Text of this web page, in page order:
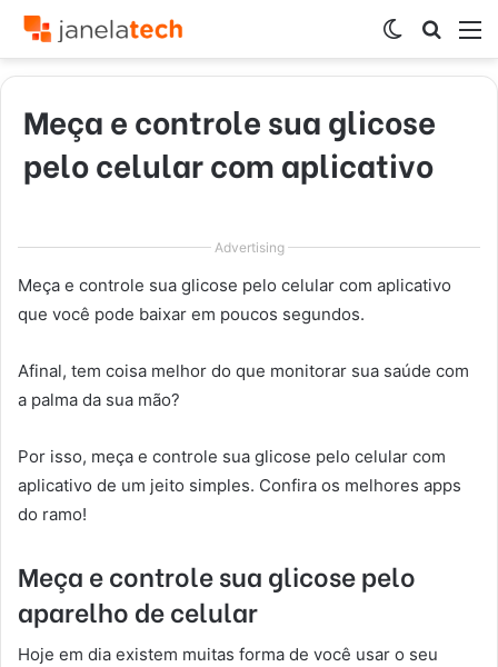
por
Switch
skin
Meça e controle sua glicose
pelo celular com aplicativo
Advertising
Meça e controle sua glicose pelo celular com aplicativo
que você pode baixar em poucos segundos.
Afinal, tem coisa melhor do que monitorar sua saúde com
a palma da sua mão?
Por isso, meça e controle sua glicose pelo celular com
aplicativo de um jeito simples. Confira os melhores apps
do ramo!
Meça e controle sua glicose pelo
aparelho de celular
Hoje em dia existem muitas forma de você usar o seu